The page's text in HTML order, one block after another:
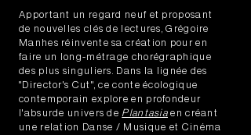
Apportant un regard neuf et proposant
de nouvelles clés de lectures, Grégoire
Manhes réinvente sa création pour en
faire un long-métrage chorégraphique
des plus singuliers. Dans la lignée des
"Director's Cut", ce conte écologique
contemporain explore en profondeur
l'absurde univers de Plantasia en créant
une relation Danse / Musique et Cinéma